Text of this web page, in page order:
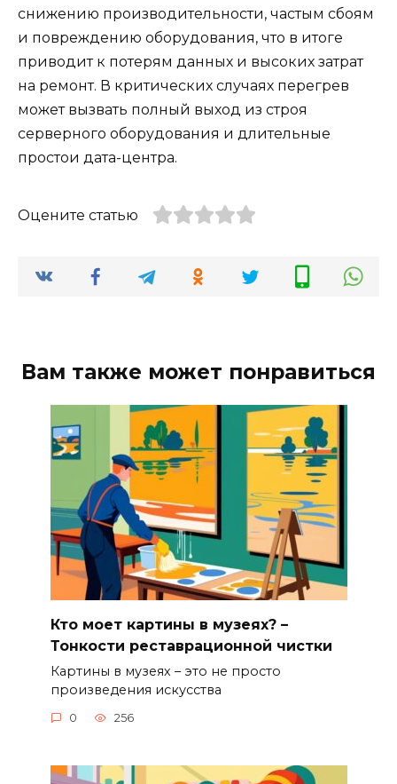
снижению производительности, частым сбоям
и повреждению оборудования, что в итоге
приводит к потерям данных и высоких затрат
на ремонт. В критических случаях перегрев
может вызвать полный выход из строя
серверного оборудования и длительные
простои дата-центра.
Оцените статью
Вам также может понравиться
Кто моет картины в музеях? –
Тонкости реставрационной чистки
Картины в музеях – это не просто
произведения искусства
0 256